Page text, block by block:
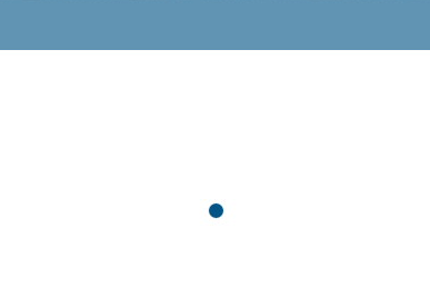
ЗНАЮТ СВОЁ ДЕЛО!